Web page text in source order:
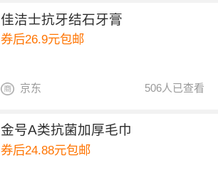
佳洁士抗牙结石牙膏
券后26.9元包邮
506人已查看
京东
金号A类抗菌加厚毛巾
券后24.88元包邮